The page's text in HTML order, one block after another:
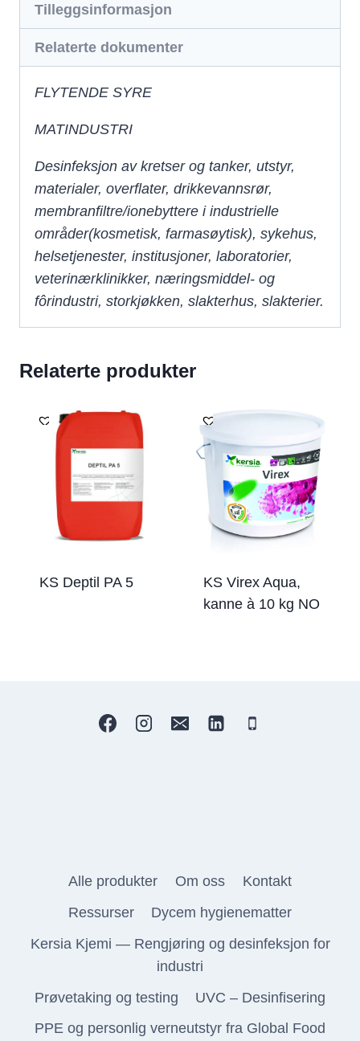
Tilleggsinformasjon
Relaterte dokumenter
FLYTENDE SYRE
MATINDUSTRI
Desinfeksjon av kretser og tanker, utstyr,
materialer, overflater, drikkevannsrør,
membranfiltre/ionebyttere i industrielle
områder(kosmetisk, farmasøytisk), sykehus,
helsetjenester, institusjoner, laboratorier,
veterinærklinikker, næringsmiddel- og
fôrindustri, storkjøkken, slakterhus, slakterier.
Relaterte produkter
KS Deptil PA 5
KS Virex Aqua,
kanne à 10 kg NO
Alle produkter Om oss
Kontakt
Ressurser
Dycem hygienematter
Kersia Kjemi — Rengjøring og desinfeksjon for
industri
Prøvetaking og testing
UVC – Desinfisering
PPE og personlig verneutstyr fra Global Food